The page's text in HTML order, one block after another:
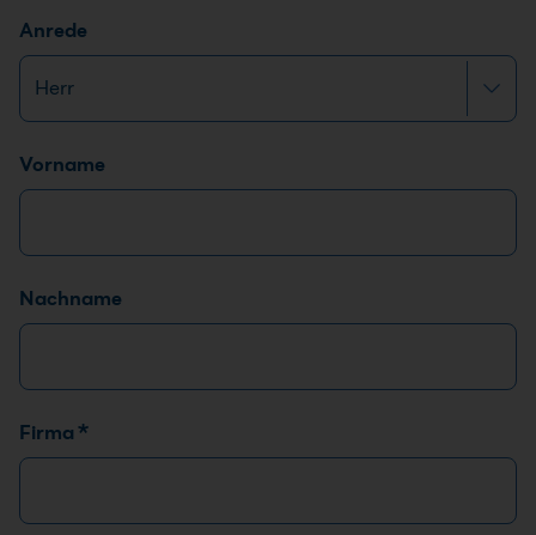
Anrede
Name*
Vorname
Nachname
Firma *